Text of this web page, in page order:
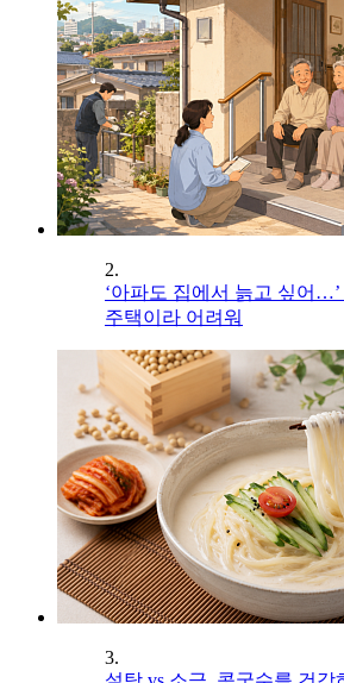
2.
‘아파도 집에서 늙고 싶어
주택이라 어려워
3.